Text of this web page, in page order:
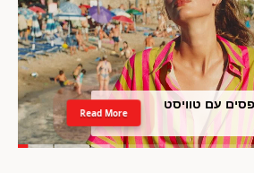
14 פריטי פסים עם טוויסט
Read More